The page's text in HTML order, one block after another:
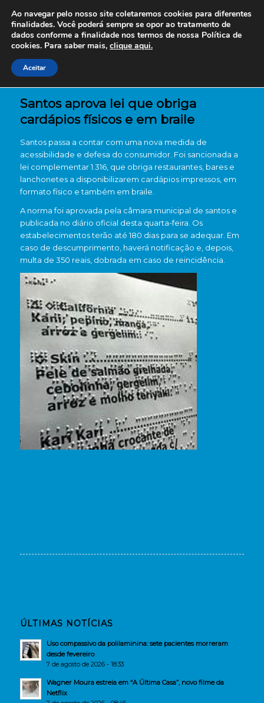
Santos aprova lei que obriga
cardápios físicos e em braile
Santos passa a contar com uma nova medida de
acessibilidade e defesa do consumidor. Foi sancionada a
lei complementar 1.316, que obriga restaurantes, bares e
lanchonetes a disponibilizarem cardápios impressos, em
formato físico e também em braile.
A norma foi aprovada pela câmara municipal de santos e
publicada no diário oficial desta quarta-feira. Os
estabelecimentos terão até 180 dias para se adequar. Em
caso de descumprimento, haverá notificação e, depois,
multa de 350 reais, dobrada em caso de reincidência.
ÚLTIMAS NOTÍCIAS
Uso compassivo da polilaminina: sete pacientes morreram
desde fevereiro
7 de agosto de 2026 - 18:33
Wagner Moura estreia em “A Última Casa”, novo filme da
Netflix
Ao navegar pelo nosso site coletaremos cookies para diferentes
finalidades. Você poderá sempre se opor ao tratamento de
dados conforme a finalidade nos termos de nossa Política de
cookies. Para saber mais, clique aqui.
Aceitar